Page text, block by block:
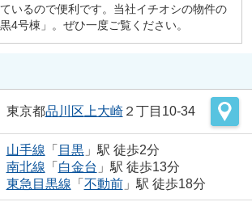
いるので便利です。当社イチオシの物件の
4号棟」。ぜひ一度ご覧ください。
東京都品川区上大崎２丁目10-34
山手線 「 目黒」駅 徒歩2分
南北線 「 白金台 」駅 徒歩13分
東急目黒線 「 不動前」駅 徒歩18分